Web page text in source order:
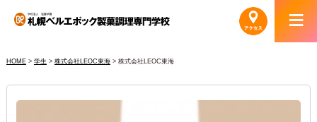
HOME> 学生 > 株式会社LEOC東海> 株式会社LEOC東海